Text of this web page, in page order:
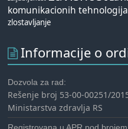
komunikacionih tehnologija
zlostavljanje
Informacije o
Dozvola za rad:
Rešenje broj 53-00-00251/
Ministarstva zdravlja RS